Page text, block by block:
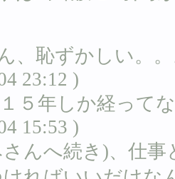
、恥ずかしい。
23:12 )
５年しか経って
15:53 )
んへ続き)、仕